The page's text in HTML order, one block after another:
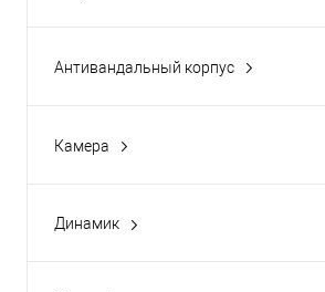
Антивандальный корпус
Камера
Динамик